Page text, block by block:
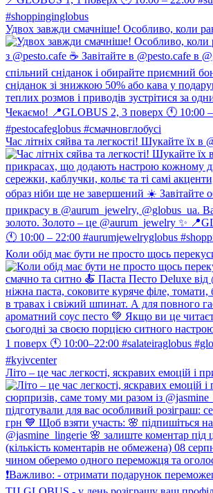
Удвох завжди смачніше! Особливо, коли
Час літніх сяйва та легкості! Шукайте їх в
Коли обід має бути не просто щось
Літо – це час легкості, яскравих емоцій і